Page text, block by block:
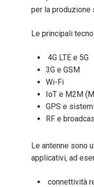
per la produzione
Le principali
4G LTE e 5G
3G e GSM
Wi-Fi
IoT e M2M
GPS e
RF e
Le antenne sono
applicativi, ad
connettività